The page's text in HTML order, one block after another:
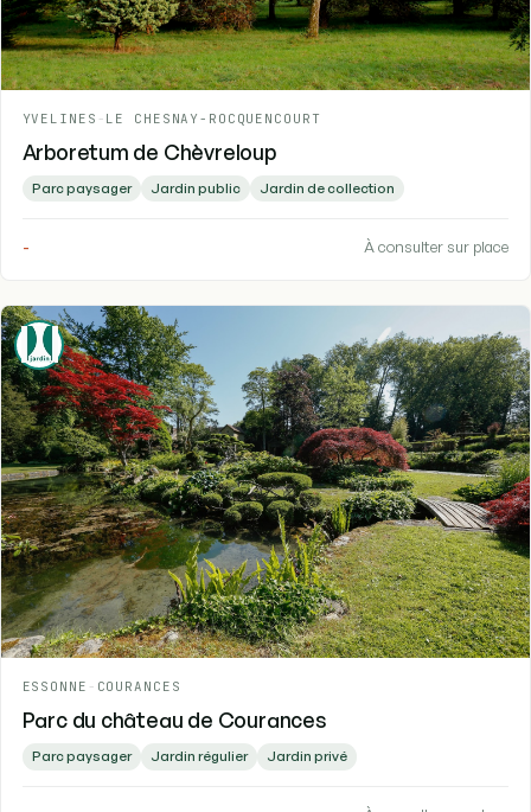
YVELINES - LE CHESNAY-ROCQUENCOURT
Arboretum de Chèvreloup
Parc paysager Jardin public Jardin de collection
- À consulter sur place
ESSONNE - COURANCES
Parc du château de Courances
Parc paysager Jardin régulier Jardin privé